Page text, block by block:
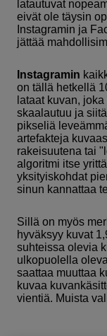
latautuvat
eivät ole täysin
Instagramin ja
jättää
Instagramin
on tällä hetkellä
lataat kuvan,
skaalautuu ja
pikseliä
artefakteja
rakeisuutena tai
algoritmi itse
yksityiskohdat
sinun kannattaa
Sillä on myös
hyväksyy kuvat
suhteissa olevia
ulkopuolella
saattaa muuttaa
kuvaa
vientiä. Muista